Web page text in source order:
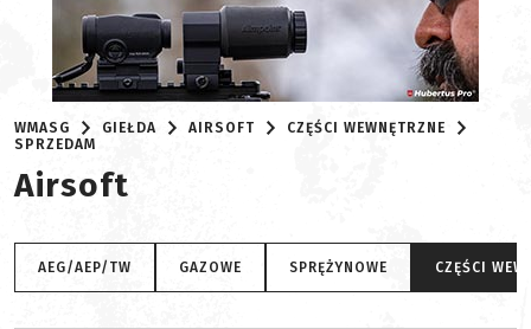
WMASG GIEŁDA AIRSOFT
CZĘŚCI WEWNĘTRZNE
SPRZEDAM
Airsoft
AEG/AEP/TW GAZOWE SPRĘŻYNOWE CZĘŚCI